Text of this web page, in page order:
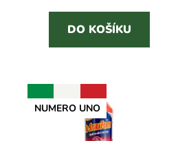
DO KOŠÍKU
NUMERO UNO